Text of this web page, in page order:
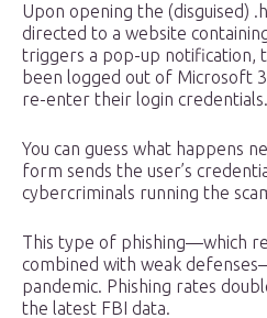
Upon opening the (disguised)
directed to a website
triggers a pop-up notification,
been logged out of Microsoft
re-enter their login credentials.
You can guess what happens
form sends the user’s
cybercriminals running the
This type of phishing—which
combined with weak
pandemic. Phishing rates
the latest FBI data.